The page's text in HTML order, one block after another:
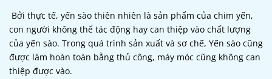
Bởi thực tế, yến sào thiên nhiên là sản phẩm của chim yến,
con người không thể tác động hay can thiệp vào chất lượng
của yến sào. Trong quá trình sản xuất và sơ chế, Yến sào cũng
được làm hoàn toàn bằng thủ công, máy móc cũng không can
thiệp được vào.